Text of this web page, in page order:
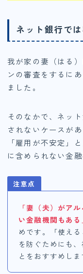
ネット銀行で
我が家の妻（はる
ンの審査をするに
ました。
そのなかで、ネッ
されないケースが
「雇用が不安定」
に含められない金
注意点
「妻（夫）がア
い金融機関もある
めです。「使え
を防ぐためにも
とをおすすめしま